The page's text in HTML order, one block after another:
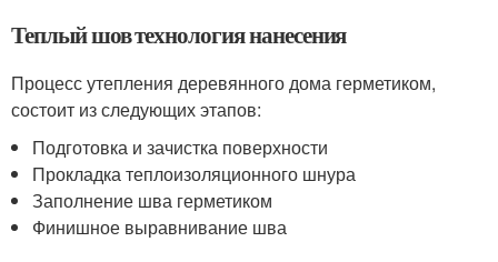
Теплый шов технология нанесения
Процесс утепления деревянного дома герметиком,
состоит из следующих этапов:
Подготовка и зачистка поверхности
Прокладка теплоизоляционного шнура
Заполнение шва герметиком
Финишное выравнивание шва